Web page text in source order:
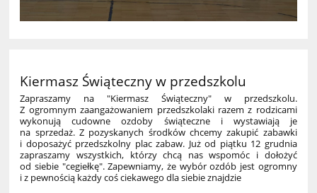
Kiermasz Świąteczny w przedszkolu
Zapraszamy na "Kiermasz Świąteczny" w przedszkolu.
Z ogromnym zaangażowaniem przedszkolaki razem z rodzicami
wykonują cudowne ozdoby świąteczne i wystawiają je
na sprzedaż. Z pozyskanych środków chcemy zakupić zabawki
i doposażyć przedszkolny plac zabaw. Już od piątku 12 grudnia
zapraszamy wszystkich, którzy chcą nas wspomóc i dołożyć
od siebie "cegiełkę". Zapewniamy, że wybór ozdób jest ogromny
i z pewnością każdy coś ciekawego dla siebie znajdzie